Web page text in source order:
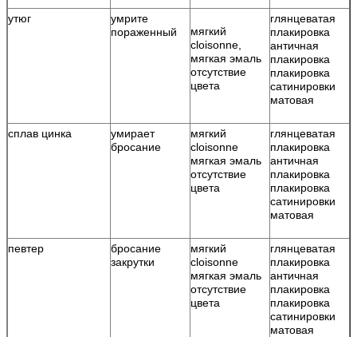
утюг
умрите
пораженный
мягкий
cloisonne,
мягкая эмаль
отсутствие
цвета
глянцеватая
плакировка
античная
плакировка
плакировка
сатинировки
матовая
сплав цинка
умирает
бросание
мягкий
cloisonne
мягкая эмаль
отсутствие
цвета
глянцеватая
плакировка
античная
плакировка
плакировка
сатинировки
матовая
певтер
бросание
закрутки
мягкий
cloisonne
мягкая эмаль
отсутствие
цвета
глянцеватая
плакировка
античная
плакировка
плакировка
сатинировки
матовая